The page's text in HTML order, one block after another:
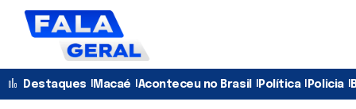
Destaques Macaé Aconteceu no Brasil Política Policia